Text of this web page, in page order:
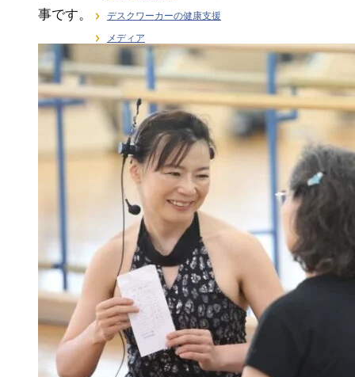
事です。
デスクワーカーの健康支援
メディア
ユーストレス（良性ストレス）
ライフステージ別健康支援
ラインケア・管理職支援
介護・福祉職の感情労働ストレス
健康経営
健康経営戦略・KPI・エビデンス
働き方 × 健康支援
労働安全衛生
在宅勤務者のストレス支援
大学研究連携・学術講演実績
女性従業員の健康支援
感情労働ストレス
月刊誌連載・専門寄稿
熱中症対策
研修・セミナー